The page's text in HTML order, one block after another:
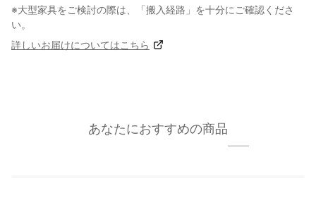
※大型家具をご検討の際は、「搬入経路」を十分にご確認くださ
い。
詳しいお届けについてはこちら
あなたにおすすめの商品